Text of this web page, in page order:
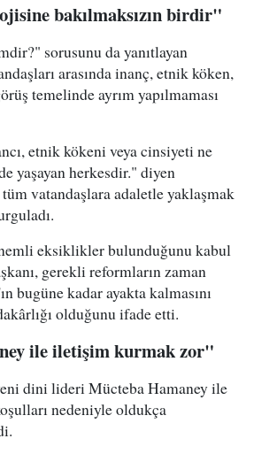
bakılmaksızın birdir"
sorusunu da yanıtlayan
arasında inanç, etnik köken,
temelinde ayrım yapılmaması
etnik kökeni veya cinsiyeti ne
yaşayan herkesdir." diyen
vatandaşlara adaletle yaklaşmak
eksiklikler bulunduğunu kabul
gerekli reformların zaman
bugüne kadar ayakta kalmasını
olduğunu ifade etti.
ile iletişim kurmak zor"
dini lideri Mücteba Hamaney ile
nedeniyle oldukça